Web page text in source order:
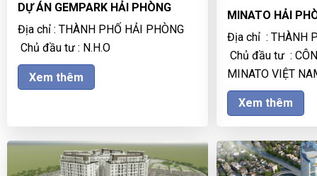
DỰ ÁN GEMPARK HẢI PHÒNG
Địa chỉ : THÀNH PHỐ HẢI PHÒNG
Chủ đầu tư : N.H.O
Xem thêm
MINATO HẢI
Địa chỉ : THÀNH
Chủ đầu tư :
MINATO VIỆT
Xem thêm